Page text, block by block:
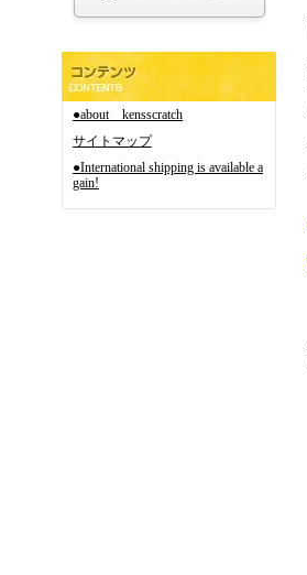
●about kensscratch
サイトマップ
●International shipping is available a
gain!